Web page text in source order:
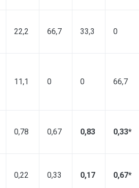
22,2 66,7 33,3 0
11,1 0 0 66,7
0,78 0,67 0,83 0,33*
0,22 0,33 0,17 0,67*